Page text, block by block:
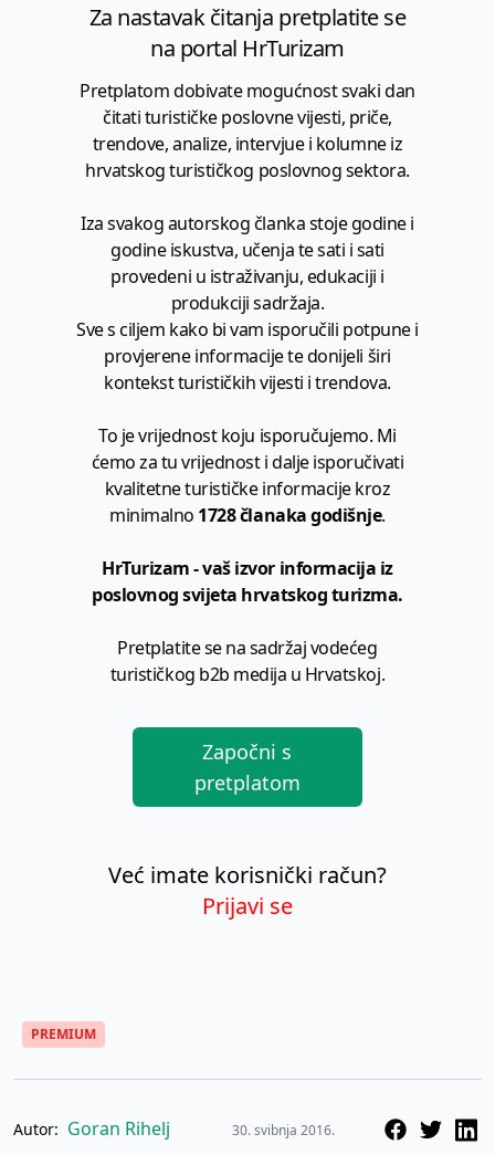
Za nastavak čitanja pretplatite se
na portal HrTurizam
Pretplatom dobivate mogućnost svaki dan
čitati turističke poslovne vijesti, priče,
trendove, analize, intervjue i kolumne iz
hrvatskog turističkog poslovnog sektora.
Iza svakog autorskog članka stoje godine i
godine iskustva, učenja te sati i sati
provedeni u istraživanju, edukaciji i
produkciji sadržaja.
Sve s ciljem kako bi vam isporučili potpune i
provjerene informacije te donijeli širi
kontekst turističkih vijesti i trendova.
To je vrijednost koju isporučujemo. Mi
ćemo za tu vrijednost i dalje isporučivati
kvalitetne turističke informacije kroz
minimalno 1728 članaka godišnje.
HrTurizam - vaš izvor informacija iz
poslovnog svijeta hrvatskog turizma.
Pretplatite se na sadržaj vodećeg
turističkog b2b medija u Hrvatskoj.
Započni s
pretplatom
Već imate korisnički račun?
Prijavi se
PREMIUM
Autor: Goran Rihelj 30. svibnja 2016.